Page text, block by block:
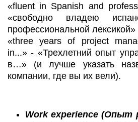
«fluent in Spanish and
«свободно владею
профессиональной лексикой»
«three years of project
in...» - «Трехлетний опыт
в…» (и лучше указать
компании, где вы их вели).
Work experience (Опыт